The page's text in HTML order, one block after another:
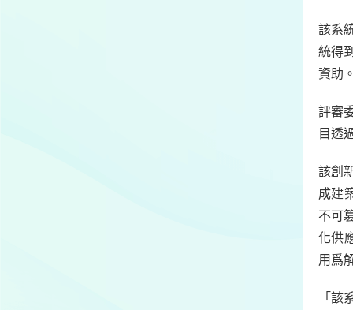
該系
統得
資助
評審
目透
該創
成建
不可
化供
用爲
「